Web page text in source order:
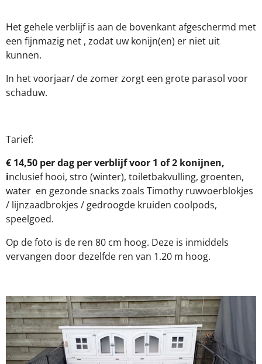
Het gehele verblijf is aan de bovenkant afgeschermd met
een fijnmazig net , zodat uw konijn(en) er niet uit
kunnen.
In het voorjaar/ de zomer zorgt een grote parasol voor
schaduw.
Tarief:
€ 14,50 per dag per verblijf voor 1 of 2 konijnen,
inclusief hooi, stro (winter), toiletbakvulling, groenten,
water en gezonde snacks zoals Timothy ruwvoerblokjes
/ lijnzaadbrokjes / gedroogde kruiden coolpods,
speelgoed.
Op de foto is de ren 80 cm hoog. Deze is inmiddels
vervangen door dezelfde ren van 1.20 m hoog.